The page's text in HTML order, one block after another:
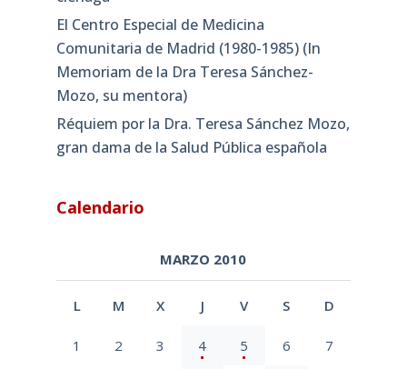
El Centro Especial de Medicina
Comunitaria de Madrid (1980-1985) (In
Memoriam de la Dra Teresa Sánchez-
Mozo, su mentora)
Réquiem por la Dra. Teresa Sánchez Mozo,
gran dama de la Salud Pública española
Calendario
MARZO 2010
L M X J V S D
1 2 3 4 5 6 7